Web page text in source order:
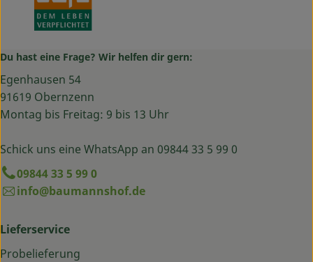
Du hast eine Frage? Wir helfen dir gern:
Egenhausen 54
91619 Obernzenn
Montag bis Freitag: 9 bis 13 Uhr
Schick uns eine WhatsApp an 09844 33 5 99 0
09844 33 5 99 0
info@baumannshof.de
Lieferservice
Probelieferung